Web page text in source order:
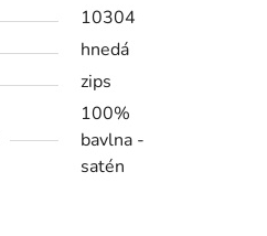
10304
hnedá
zips
100%
bavlna -
satén